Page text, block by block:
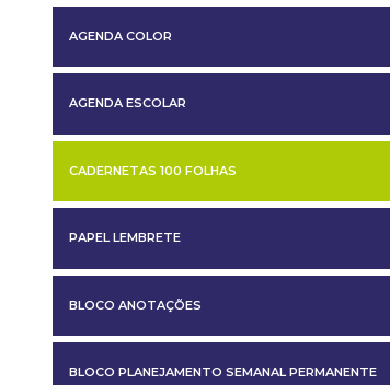
AGENDA COLOR
AGENDA ESCOLAR
CADERNETAS 100 FOLHAS
PAPEL LEMBRETE
BLOCO ANOTAÇÕES
BLOCO PLANEJAMENTO SEMANAL PERMANENTE